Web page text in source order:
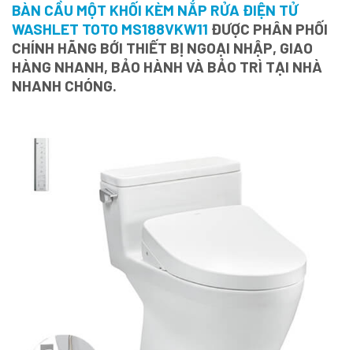
BÀN CẦU MỘT KHỐI KÈM NẮP RỬA ĐIỆN TỬ
WASHLET TOTO MS188VKW11 ĐƯỢC PHÂN PHỐI
CHÍNH HÃNG BỚI THIẾT BỊ NGOẠI NHẬP, GIAO
HÀNG NHANH, BẢO HÀNH VÀ BẢO TRÌ TẠI NHÀ
NHANH CHÓNG.